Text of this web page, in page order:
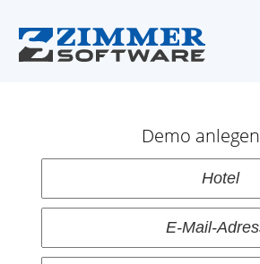
Demo anlegen